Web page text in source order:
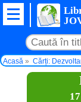
Acasă Cărți: